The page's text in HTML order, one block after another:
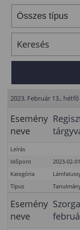
2023. Február 13., hétfő
Esemény
neve
Leírás
Időpont
2023-02-
Kategória
Típus
Esemény
neve